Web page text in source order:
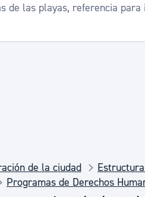
emergencias
de las playas, referencia
de la ciudad
Programas de Derechos